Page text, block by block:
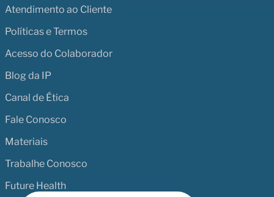
Atendimento ao Cliente
Políticas e Termos
Acesso do Colaborador
Blog da IP
Canal de Ética
Fale Conosco
Materiais
Trabalhe Conosco
Future Health